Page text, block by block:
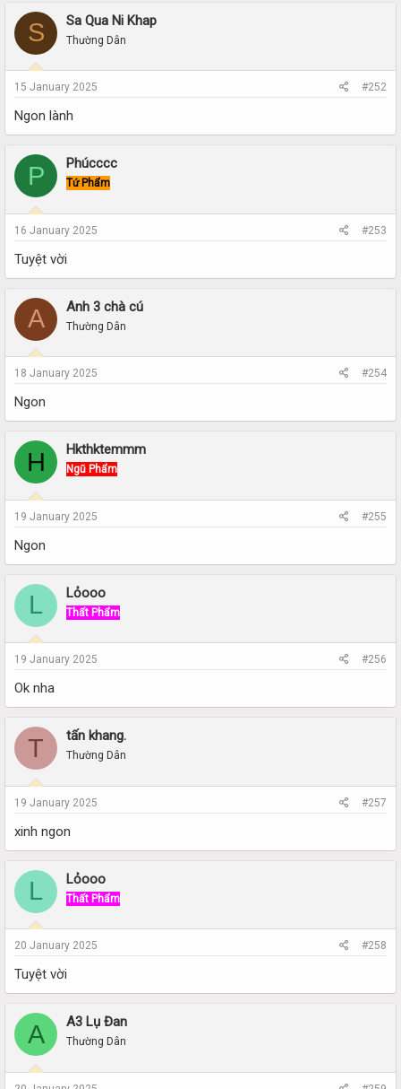
S Sa Qua Ni Khap
Thường Dân
15 January 2025 #252
Ngon lành
P Phúcccc
Tứ Phẩm
16 January 2025 #253
Tuyệt vời
A Anh 3 chà cú
Thường Dân
18 January 2025 #254
Ngon
H Hkthktemmm
Ngũ Phẩm
19 January 2025 #255
Ngon
L Lỏooo
Thất Phẩm
19 January 2025 #256
Ok nha
T tấn khang.
Thường Dân
19 January 2025 #257
xinh ngon
L Lỏooo
Thất Phẩm
20 January 2025 #258
Tuyệt vời
A A3 Lụ Đan
Thường Dân